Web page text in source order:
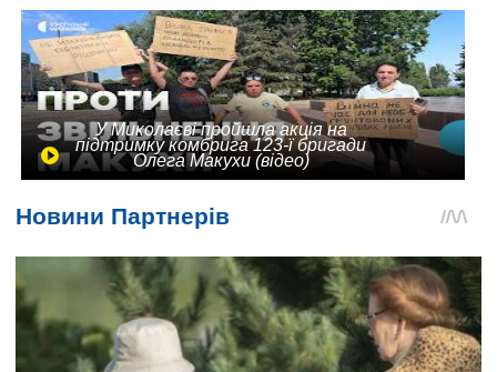
У Миколаєві пройшла акція на
підтримку комбрига 123-ї бригади
Олега Макухи (відео)